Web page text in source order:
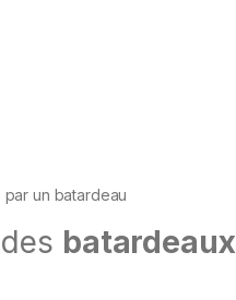
un batardeau
batardeaux